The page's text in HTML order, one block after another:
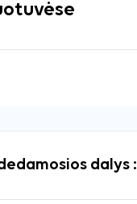
dalys :